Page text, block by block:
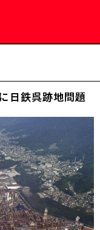
日鉄呉跡地問題